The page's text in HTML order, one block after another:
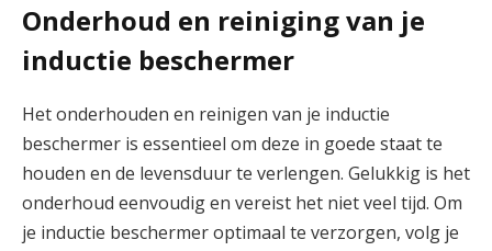
Onderhoud en reiniging van je
inductie beschermer
Het onderhouden en reinigen van je inductie
beschermer is essentieel om deze in goede staat te
houden en de levensduur te verlengen. Gelukkig is het
onderhoud eenvoudig en vereist het niet veel tijd. Om
je inductie beschermer optimaal te verzorgen, volg je